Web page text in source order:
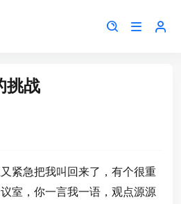
挑战
紧急把我叫回来了，有个很重
室，你一言我一语，观点源源